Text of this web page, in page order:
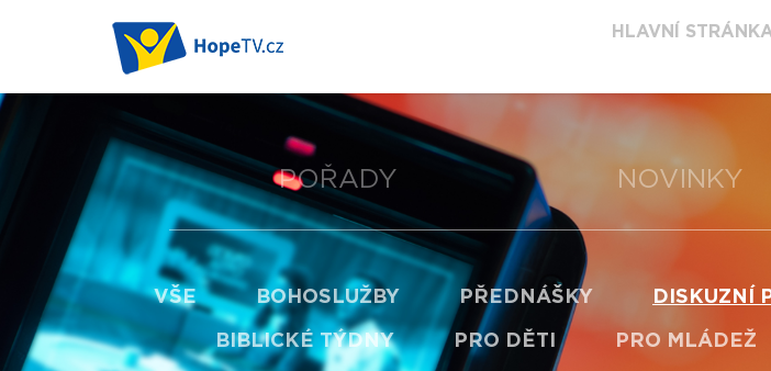
HLAVNÍ
POŘADY NOVINKY
VŠE BOHOSLUŽBY PŘEDNÁŠKY DISKUZNÍ
BIBLICKÉ TÝDNY PRO DĚTI PRO MLÁDEŽ